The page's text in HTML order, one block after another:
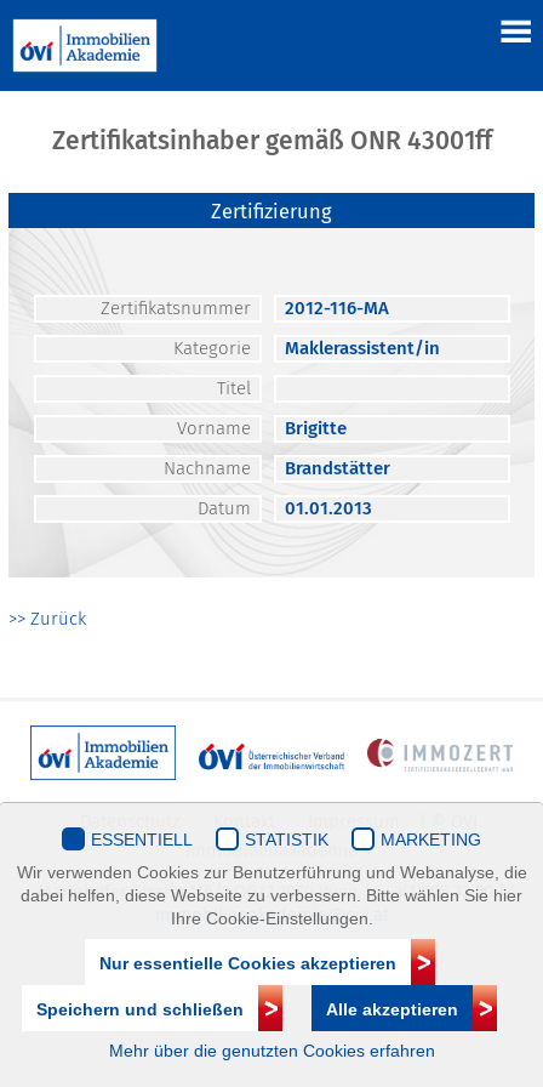
Zertifikatsinhaber gemäß ONR 43001ff
Zertifizierung
Zertifikatsnummer
2012-116-MA
Kategorie
Maklerassistent/in
Titel
Vorname
Brigitte
Nachname
Brandstätter
Datum
01.01.2013
>> Zurück
Immobilienakademie
Mariahilfer Straße 116/2.OG/2 1070 Wien | +43(1)505 32 50 |
immobilienakademie@ovi.at
ESSENTIELL STATISTIK
MARKETING
Wir verwenden Cookies zur Benutzerführung und Webanalyse, die
dabei helfen, diese Webseite zu verbessern. Bitte wählen Sie hier
Ihre Cookie-Einstellungen.
Nur essentielle Cookies akzeptieren
Speichern und schließen Alle akzeptieren
Mehr über die genutzten Cookies erfahren